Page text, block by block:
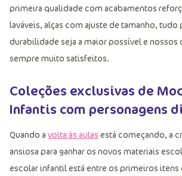
primeira qualidade com acabamentos
laváveis, alças com ajuste de tamanho, tudo
durabilidade seja a maior possível e
sempre muito satisfeitos.
Coleções exclusivas de
Infantis com personagens
Quando a volta às aulas está começando, a
ansiosa para ganhar os novos materiais
escolar infantil está entre os primeiros itens